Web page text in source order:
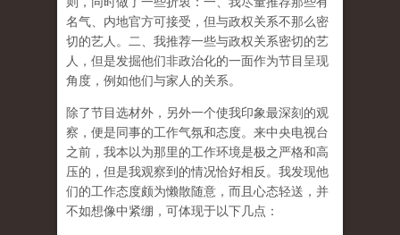
名气、内地官方可接受，但与政权关系不那么密
切的艺人。二、我推荐一些与政权关系密切的艺
人，但是发掘他们非政治化的一面作为节目呈现
角度，例如他们与家人的关系。
除了节目选材外，另外一个使我印象最深刻的观
察，便是同事的工作气氛和态度。来中央电视台
之前，我本以为那里的工作环境是极之严格和高
压的，但是我观察到的情况恰好相反。我发现他
们的工作态度颇为懒散随意，而且心态轻送，并
不如想像中紧绷，可体现于以下几点：